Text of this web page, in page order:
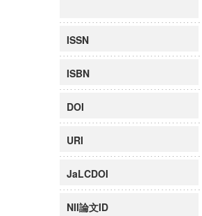
ISSN
ISBN
DOI
URI
JaLCDOI
NII論文ID